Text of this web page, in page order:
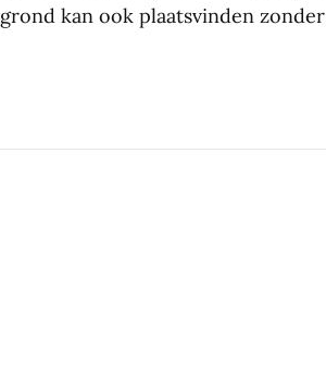
kan ook plaatsvinden zonder